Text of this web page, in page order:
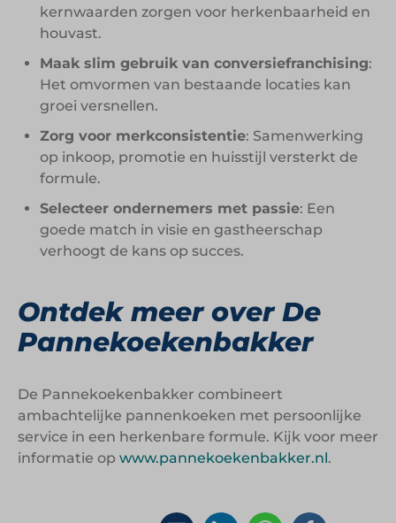
kernwaarden zorgen voor herkenbaarheid en
houvast.
Maak slim gebruik van conversiefranchising:
Het omvormen van bestaande locaties kan
groei versnellen.
Zorg voor merkconsistentie: Samenwerking
op inkoop, promotie en huisstijl versterkt de
formule.
Selecteer ondernemers met passie: Een
goede match in visie en gastheerschap
verhoogt de kans op succes.
Ontdek meer over De
Pannekoekenbakker
De Pannekoekenbakker combineert
ambachtelijke pannenkoeken met persoonlijke
service in een herkenbare formule. Kijk voor meer
informatie op www.pannekoekenbakker.nl.